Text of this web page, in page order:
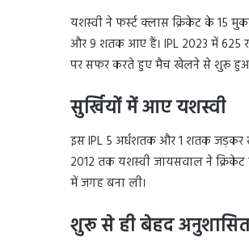
यशस्वी ने फर्स्ट क्लास क्रिकेट के 15
और 9 शतक आए हैं। IPL 2023 में 625
पर सफर करते हुए मैच खेलने से शुरू हुआ
सुर्खियों में आए यशस्वी
इस IPL 5 अर्धशतक और 1 शतक जड़कर
2012 तक यशस्वी जायसवाल ने
में जगह बना ली।
शुरू से ही बेहद